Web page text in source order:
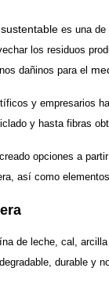
es una de
los residuos
dañinos para el
y empresarios
y hasta fibras
opciones a
así como
de leche, cal,
durable y